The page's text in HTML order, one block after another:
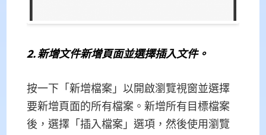
2.新增文件新增頁面並選擇插入文件。
按一下「新增檔案」以開啟瀏覽視窗並選擇
要新增頁面的所有檔案。新增所有目標檔案
後，選擇「插入檔案」選項，然後使用瀏覽